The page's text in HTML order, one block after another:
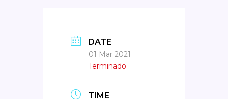
DATE
01 Mar 2021
Terminado
TIME